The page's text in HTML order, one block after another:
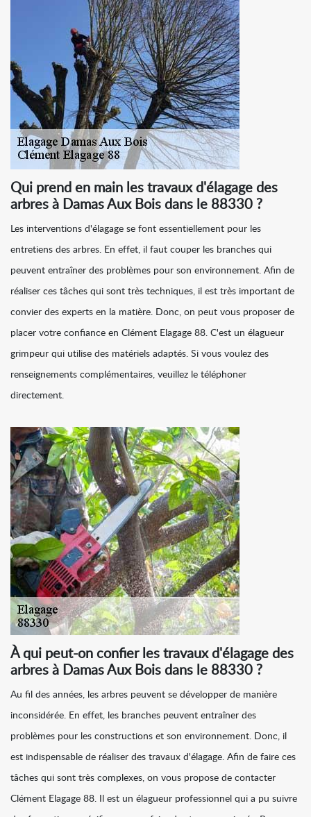
Qui prend en main les travaux d'élagage des
arbres à Damas Aux Bois dans le 88330 ?
Les interventions d'élagage se font essentiellement pour les
entretiens des arbres. En effet, il faut couper les branches qui
peuvent entraîner des problèmes pour son environnement. Afin de
réaliser ces tâches qui sont très techniques, il est très important de
convier des experts en la matière. Donc, on peut vous proposer de
placer votre confiance en Clément Elagage 88. C'est un élagueur
grimpeur qui utilise des matériels adaptés. Si vous voulez des
renseignements complémentaires, veuillez le téléphoner
directement.
À qui peut-on confier les travaux d'élagage des
arbres à Damas Aux Bois dans le 88330 ?
Au fil des années, les arbres peuvent se développer de manière
inconsidérée. En effet, les branches peuvent entraîner des
problèmes pour les constructions et son environnement. Donc, il
est indispensable de réaliser des travaux d'élagage. Afin de faire ces
tâches qui sont très complexes, on vous propose de contacter
Clément Elagage 88. Il est un élagueur professionnel qui a pu suivre